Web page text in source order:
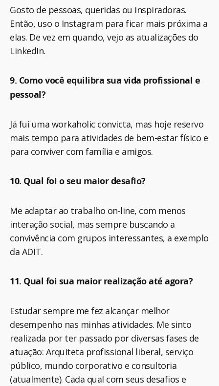
Gosto de pessoas, queridas ou inspiradoras.
Então, uso o Instagram para ficar mais próxima a
elas. De vez em quando, vejo as atualizações do
LinkedIn.
9. Como você equilibra sua vida profissional e
pessoal?
Já fui uma workaholic convicta, mas hoje reservo
mais tempo para atividades de bem-estar físico e
para conviver com família e amigos.
10. Qual foi o seu maior desafio?
Me adaptar ao trabalho on-line, com menos
interação social, mas sempre buscando a
convivência com grupos interessantes, a exemplo
da ADIT.
11. Qual foi sua maior realização até agora?
Estudar sempre me fez alcançar melhor
desempenho nas minhas atividades. Me sinto
realizada por ter passado por diversas fases de
atuação: Arquiteta profissional liberal, serviço
público, mundo corporativo e consultoria
(atualmente). Cada qual com seus desafios e